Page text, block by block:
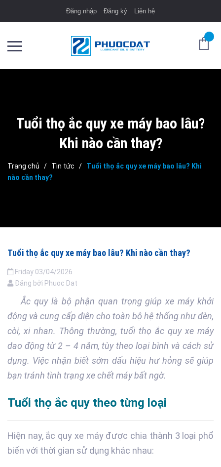
Đăng nhập Đăng ký Liên hệ
Tuổi thọ ắc quy xe máy bao lâu?
Khi nào cần thay?
Trang chủ / Tin tức /
Tuổi thọ ắc quy xe máy bao lâu? Khi
nào cần thay?
Tuổi thọ ắc quy xe máy bao lâu? Khi nào cần thay?
Friday 03/04/2026
Đăng bởi Phuoc Dat
Ắc quy là bộ phận quan trọng giúp xe máy khởi
động và cung cấp điện cho toàn bộ hệ thống như đèn,
còi, xi nhan. Thông thường, tuổi thọ ắc quy xe máy
dao động từ 2 – 4 năm, tùy theo loại bình và cách sử
dụng. Việc nhận biết sớm dấu hiệu hư hỏng sẽ giúp
bạn tránh tình trạng xe chết máy bất ngờ.
Tuổi thọ ắc quy theo từng loại
Hiện nay, ắc quy xe máy được chia thành 3 loại phổ
biến với thời gian sử dụng khác nhau: